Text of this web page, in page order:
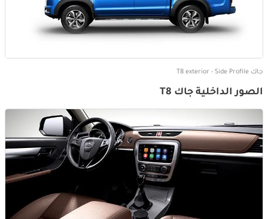
جاك T8 exterior - Side Profile
الصور الداخلية جاك T8